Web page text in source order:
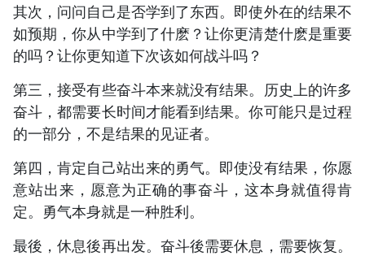
其次，问问自己是否学到了东西。即使外在的结果不
如预期，你从中学到了什麽？让你更清楚什麽是重要
的吗？让你更知道下次该如何战斗吗？
第三，接受有些奋斗本来就没有结果。历史上的许多
奋斗，都需要长时间才能看到结果。你可能只是过程
的一部分，不是结果的见证者。
第四，肯定自己站出来的勇气。即使没有结果，你愿
意站出来，愿意为正确的事奋斗，这本身就值得肯
定。勇气本身就是一种胜利。
最後，休息後再出发。奋斗後需要休息，需要恢复。